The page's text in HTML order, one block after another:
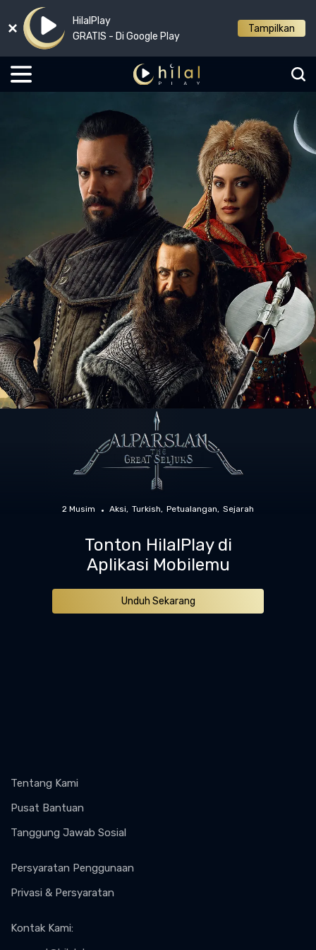
HilalPlay
GRATIS - Di Google Play
Tampilkan
2 Musim Aksi Turkish Petualangan Sejarah
Tonton HilalPlay di
Aplikasi Mobilemu
Unduh Sekarang
Tentang Kami
Pusat Bantuan
Tanggung Jawab Sosial
Persyaratan Penggunaan
Privasi & Persyaratan
Kontak Kami: